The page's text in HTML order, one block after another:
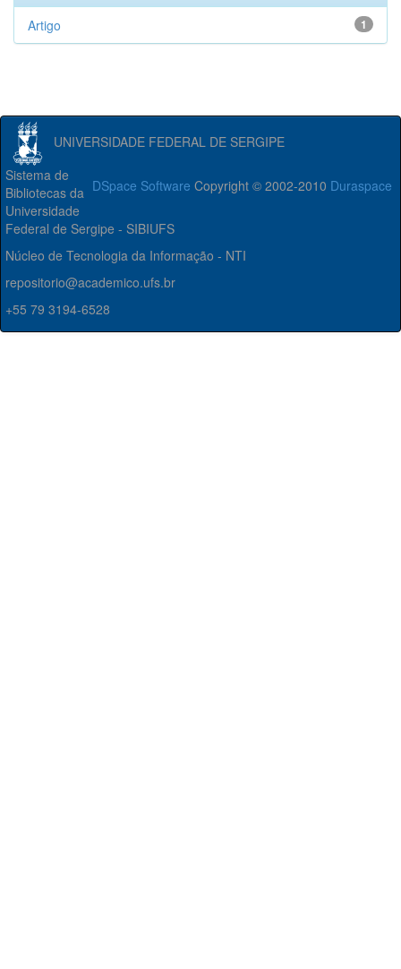
1
Artigo
UNIVERSIDADE FEDERAL DE SERGIPE
DSpace Software Copyright © 2002-2010 Duraspace
Sistema de
Bibliotecas da
Universidade
Federal de Sergipe - SIBIUFS
Núcleo de Tecnologia da Informação - NTI
repositorio@academico.ufs.br
+55 79 3194-6528